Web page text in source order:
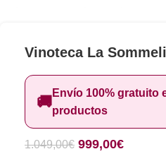
Vinoteca La
🚚Envío 100% gratuito
productos
1.049,00€ 999,00€